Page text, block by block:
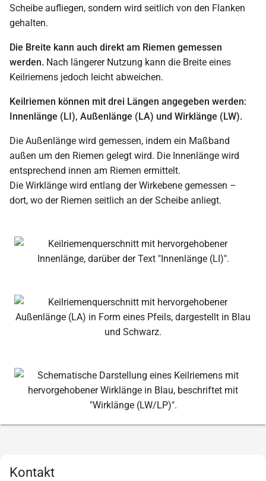
Scheibe aufliegen, sondern wird seitlich von den Flanken
gehalten.
Die Breite kann auch direkt am Riemen gemessen
werden. Nach längerer Nutzung kann die Breite eines
Keilriemens jedoch leicht abweichen.
Keilriemen können mit drei Längen angegeben werden:
Innenlänge (LI), Außenlänge (LA) und Wirklänge (LW).
Die Außenlänge wird gemessen, indem ein Maßband
außen um den Riemen gelegt wird. Die Innenlänge wird
entsprechend innen am Riemen ermittelt.
Die Wirklänge wird entlang der Wirkebene gemessen –
dort, wo der Riemen seitlich an der Scheibe anliegt.
Kontakt